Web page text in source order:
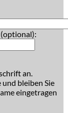
an.
bleiben Sie
eingetragen